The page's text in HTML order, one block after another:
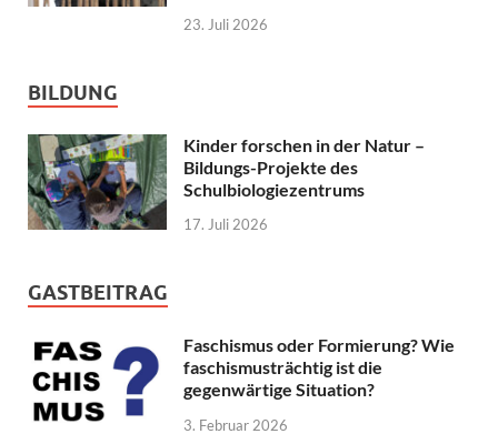
23. Juli 2026
BILDUNG
Kinder forschen in der Natur –
Bildungs-Projekte des
Schulbiologiezentrums
17. Juli 2026
GASTBEITRAG
Faschismus oder Formierung? Wie
faschismusträchtig ist die
gegenwärtige Situation?
3. Februar 2026